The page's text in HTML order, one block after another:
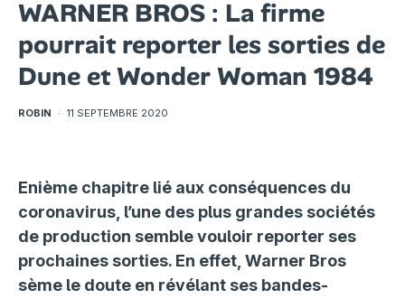
WARNER BROS : La firme
pourrait reporter les sorties de
Dune et Wonder Woman 1984
ROBIN · 11 SEPTEMBRE 2020
Enième chapitre lié aux conséquences du
coronavirus, l’une des plus grandes sociétés
de production semble vouloir reporter ses
prochaines sorties. En effet, Warner Bros
sème le doute en révélant ses bandes-